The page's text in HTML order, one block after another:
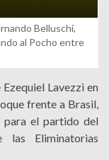
Belluschi,
al Pocho entre
Lavezzi en
frente a Brasil,
para el partido del
Eliminatorias